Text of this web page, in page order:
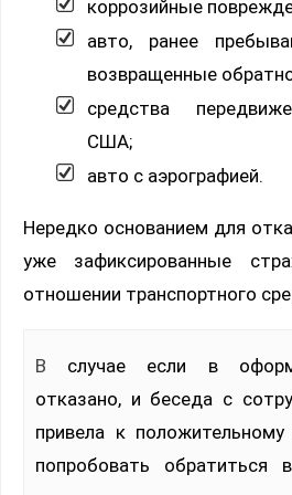
коррозийные
авто, ранее
возвращенные
средства
США;
авто с аэрографией.
Нередко основанием для
уже зафиксированные
отношении транспортного
В случае если в оформлении страховки
отказано, и беседа с
привела к положительному
попробовать обратиться